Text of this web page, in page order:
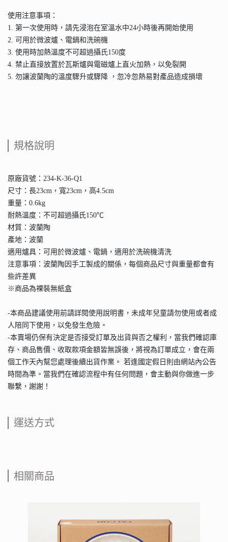
使用注意事項：
1. 第一次使用時，請先浸泡在室溫水中24小時後再開始使用
2. 可用於微波爐、電鍋和洗碗機
3. 使用時加熱溫度不可超過攝氏150度
4. 禁止直接放置於瓦斯爐與電磁爐上直火加熱，以免裂開
5. 勿讓波蘭陶的溫度驟升或驟降 ，忽冷忽熱易對產品造成損壞
規格說明
原廠貨號：234-K-36-Q1
尺寸：長23cm，寬23cm，高4.5cm
重量：0.6kg
耐熱溫度：不可超過攝氏150℃
材質：波蘭陶
產地：波蘭
適用爐具：可用於微波爐、電鍋，適用於洗碗機清洗
注意事項：波蘭陶因手工製成的關係，每個商品尺寸與重量都會有
些許差異
※商品為裸裝無紙盒
-本商品建議使用前請詳閱使用說明書，未成年兒童請勿使用或者成
人陪同下使用，以免發生危險。
-本賣場仍保有決定是否接受訂單及出貨與否之權利，當我們確認庫
存、商品售價、收取款項金額皆無誤後，將視為訂單成立，會在兩
個工作天內幫您處理後續出貨作業。 若逢國定假日則由網站內公告
時間為準。當我們在確認流程中有任何問題，會主動與你做進一步
聯繫，謝謝！
運送方式
相關商品